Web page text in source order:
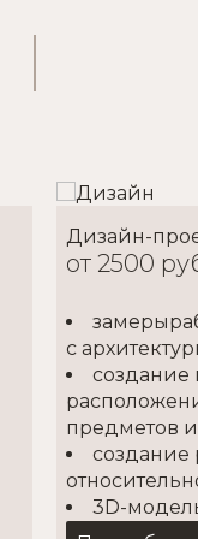
Дизайн-
от 2500
с
создание
предметов
создание
3D-